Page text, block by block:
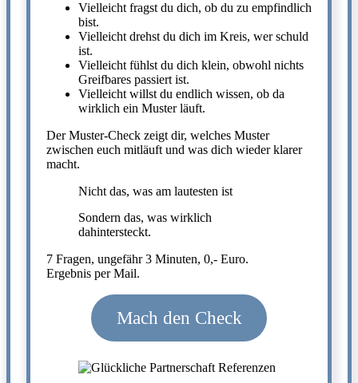
Vielleicht fragst du dich, ob du zu empfindlich
bist.
Vielleicht drehst du dich im Kreis, wer schuld
ist.
Vielleicht fühlst du dich klein, obwohl nichts
Greifbares passiert ist.
Vielleicht willst du endlich wissen, ob da
wirklich ein Muster läuft.
Der Muster-Check zeigt dir, welches Muster
zwischen euch mitläuft und was dich wieder klarer
macht.
Nicht das, was am lautesten ist
Sondern das, was wirklich
dahintersteckt.
7 Fragen, ungefähr 3 Minuten, 0,- Euro.
Ergebnis per Mail.
Mach den Check